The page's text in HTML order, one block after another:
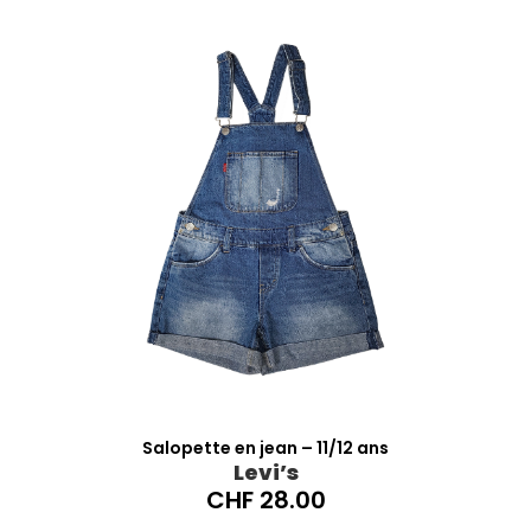
Salopette en jean – 11/12 ans
Levi’s
CHF28.00